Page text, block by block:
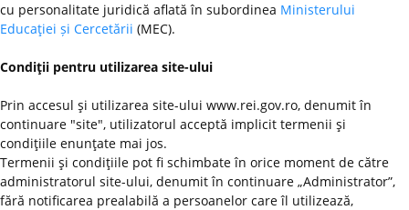
cu personalitate juridică aflată în subordinea Ministerului
Educaţiei și Cercetării (MEC).
Condiţii pentru utilizarea site-ului
Prin accesul şi utilizarea site-ului www.rei.gov.ro, denumit în
continuare "site", utilizatorul acceptă implicit termenii şi
condiţiile enunţate mai jos.
Termenii şi condiţiile pot fi schimbate în orice moment de către
administratorul site-ului, denumit în continuare „Administrator”,
fără notificarea prealabilă a persoanelor care îl utilizează,